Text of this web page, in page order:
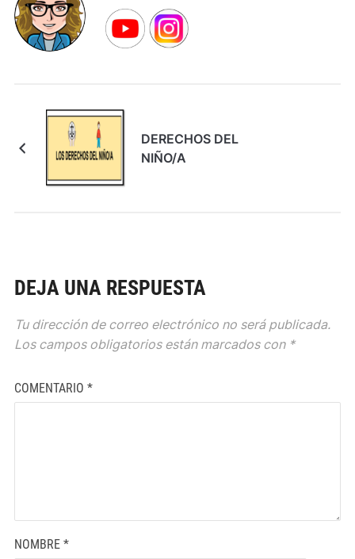
DERECHOS DEL
NIÑO/A
DEJA UNA RESPUESTA
Tu dirección de correo electrónico no será publicada.
Los campos obligatorios están marcados con *
COMENTARIO *
NOMBRE *